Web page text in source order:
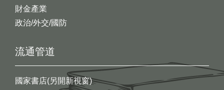
財金產業
政治/外交/國防
流通管道
國家書店(另開新視窗)